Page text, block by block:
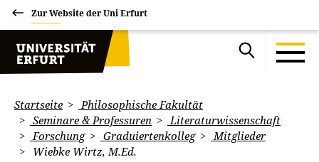
Zur Website der Uni Erfurt
Startseite
Philosophische Fakultät
Seminare & Professuren
Literaturwissenschaft
Forschung
Graduiertenkolleg
Mitglieder
Wiebke Wirtz, M.Ed.